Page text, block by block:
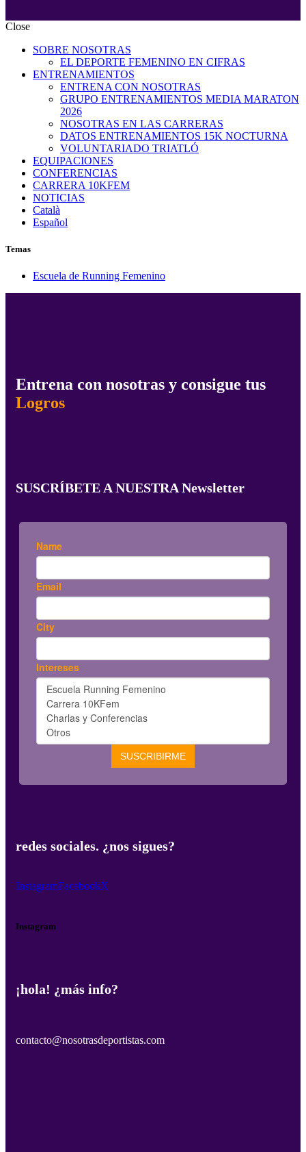
Close
SOBRE NOSOTRAS
EL DEPORTE FEMENINO EN CIFRAS
ENTRENAMIENTOS
ENTRENA CON NOSOTRAS
GRUPO ENTRENAMIENTOS MEDIA MARATON
2026
NOSOTRAS EN LAS CARRERAS
DATOS ENTRENAMIENTOS 15K NOCTURNA
VOLUNTARIADO TRIATLÓ
EQUIPACIONES
CONFERENCIAS
CARRERA 10KFEM
NOTICIAS
Català
Español
Temas
Escuela de Running Femenino
Entrena con nosotras y consigue tus
Logros
SUSCRÍBETE A NUESTRA Newsletter
redes sociales. ¿nos sigues?
InstagramFacebookX
Instagram
¡hola! ¿más info?
contacto@nosotrasdeportistas.com